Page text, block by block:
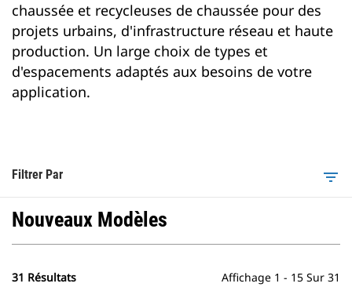
chaussée et recycleuses de chaussée pour des
projets urbains, d'infrastructure réseau et haute
production. Un large choix de types et
d'espacements adaptés aux besoins de votre
application.
Filtrer Par filter_list
Nouveaux Modèles
31 Résultats Affichage 1 - 15 Sur 31